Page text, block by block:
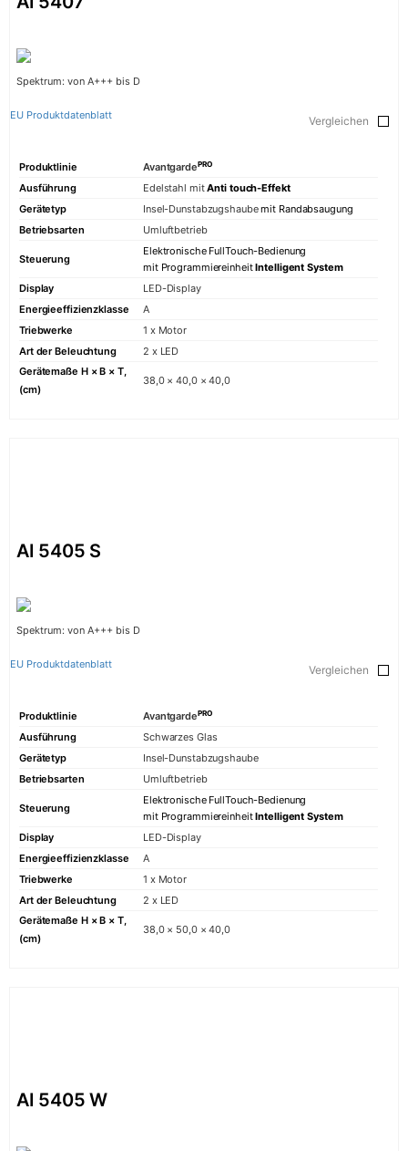
Spektrum: von A+++ bis D
EU Produktdatenblatt Vergleichen
Produktlinie AvantgardePRO
Ausführung Edelstahl mitAnti touch-Effekt
Gerätetyp
Insel-Dunstabzugshaubemit Randabsaugung
Betriebsarten
Umluftbetrieb
Steuerung
Elektronische FullTouch-Bedienung
mit ProgrammiereinheitIntelligent System
Display
LED-Display
Energieeffizienzklasse
A
Triebwerke
1 x Motor
Art der Beleuchtung
2 x LED
Gerätemaße H × B × T,
(cm)
38,0 × 40,0 × 40,0
AI 5405 S
Spektrum: von A+++ bis D
EU Produktdatenblatt Vergleichen
Produktlinie AvantgardePRO
Ausführung
Schwarzes Glas
Gerätetyp
Insel-Dunstabzugshaube
Betriebsarten
Umluftbetrieb
Steuerung
Elektronische FullTouch-Bedienung
mit ProgrammiereinheitIntelligent System
Display
LED-Display
Energieeffizienzklasse
A
Triebwerke
1 x Motor
Art der Beleuchtung
2 x LED
Gerätemaße H × B × T,
(cm)
38,0 × 50,0 × 40,0
AI 5405 W